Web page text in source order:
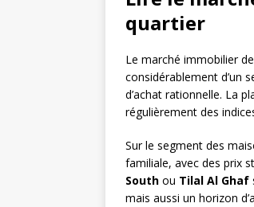
quartier
Le marché immobilier
considérablement d’un
d’achat rationnelle. La
régulièrement des
Sur le segment des
familiale, avec des prix
South ou Tilal Al Ghaf
mais aussi un horizon